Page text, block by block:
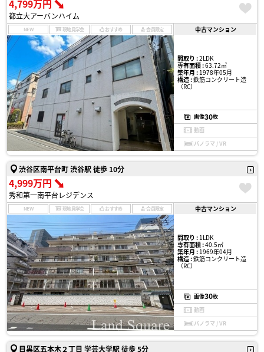
4,799万円
都立大アーバンハイム
NEW 現地見学会 おすすめ 会員限定 中古マンション
間取り :2LDK
専有面積 :63.72㎡
築年月 :1978年05月
構造 :鉄筋コンクリート造
（RC）
画像30枚
動画
パノラマ / VR
渋谷区南平台町 渋谷駅 徒歩 10分
4,999万円
秀和第一南平台レジデンス
NEW 現地見学会 おすすめ 会員限定 中古マンション
間取り :1LDK
専有面積 :40.5㎡
築年月 :1969年04月
構造 :鉄筋コンクリート造
（RC）
画像30枚
動画
パノラマ / VR
目黒区五本木２丁目 学芸大学駅 徒歩 5分